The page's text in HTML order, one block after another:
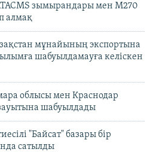
зымырандары мен M270
алмақ
мұнайының экспортына
шабуылдамауға келіскен
облысы мен Краснодар
шабуылдады
"Байсат" базары бір
сатылды